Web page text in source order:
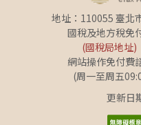
地址：110055 臺北
國稅及地方稅免
(國稅局地址)
網站操作免付費
(周一至周五
更新日